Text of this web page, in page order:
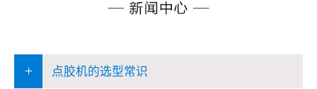
+ 点胶机的选型常识